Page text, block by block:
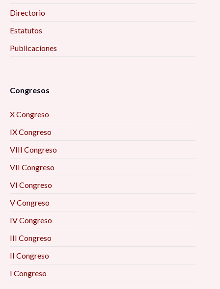
Directorio
Estatutos
Publicaciones
Congresos
X Congreso
IX Congreso
VIII Congreso
VII Congreso
VI Congreso
V Congreso
IV Congreso
III Congreso
II Congreso
I Congreso